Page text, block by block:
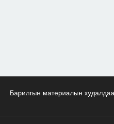
Барилгын материалын